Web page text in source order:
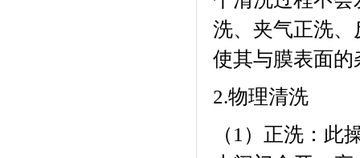
洗、夹气正洗
使其与膜表面
2.物理清洗
（ 1 ）正洗：此